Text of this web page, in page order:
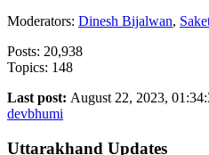
Moderators: Dinesh Bijalwan,
Posts: 20,938
Topics: 148
Last post: August 22, 2023,
devbhumi
Uttarakhand Updates